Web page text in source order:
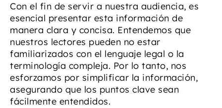
Con el fin de servir a nuestra audiencia, es
esencial presentar esta información de
manera clara y concisa. Entendemos que
nuestros lectores pueden no estar
familiarizados con el lenguaje legal o la
terminología compleja. Por lo tanto, nos
esforzamos por simplificar la información,
asegurando que los puntos clave sean
fácilmente entendidos.